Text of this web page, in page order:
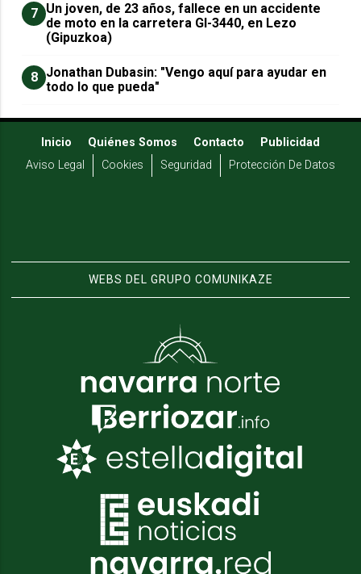
7 Un joven, de 23 años, fallece en un accidente
de moto en la carretera GI-3440, en Lezo
(Gipuzkoa)
8 Jonathan Dubasin: "Vengo aquí para ayudar en
todo lo que pueda"
Inicio Quiénes Somos Contacto
Publicidad
Aviso Legal
Cookies Seguridad Protección De Datos
WEBS DEL GRUPO COMUNIKAZE